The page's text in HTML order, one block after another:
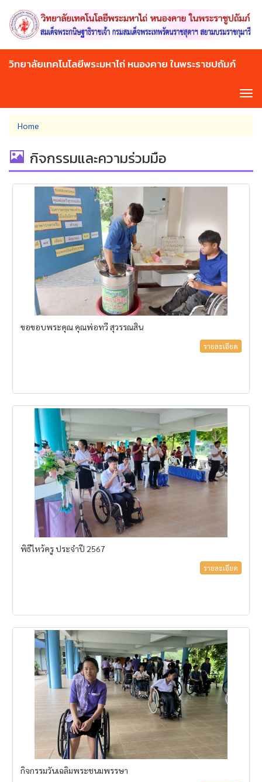
main
content
วิทยาลัยเทคโนโลยีพระมหาไถ่ หนองคาย ในพระราชปถัมภ์
You
are
here
Home
กิจกรรมและความร่วมมือ
ขอขอบพระคุณ คุณพ่อทวี สุวรรณสิน
รายละเอียด
พิธีไหว้ครู ประจำปี 2567
รายละเอียด
กิจกรรมวันเฉลิมพระชนมพรรษา